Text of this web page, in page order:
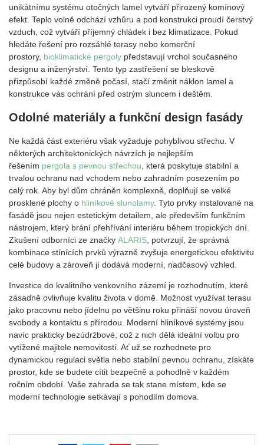
unikátnímu systému otočných lamel vytváří přirozený komínový
efekt. Teplo volně odchází vzhůru a pod konstrukci proudí čerstvý
vzduch, což vytváří příjemný chládek i bez klimatizace. Pokud
hledáte řešení pro rozsáhlé terasy nebo komerční
prostory, bioklimatické pergoly představují vrchol současného
designu a inženýrství. Tento typ zastřešení se bleskově
přizpůsobí každé změně počasí, stačí změnit náklon lamel a
konstrukce vás ochrání před ostrým sluncem i deštěm.
Odolné materiály a funkční design fasády
Ne každá část exteriéru však vyžaduje pohyblivou střechu. V
některých architektonických návrzích je nejlepším
řešením pergola s pevnou střechou , která poskytuje stabilní a
trvalou ochranu nad vchodem nebo zahradním posezením po
celý rok. Aby byl dům chráněn komplexně, doplňují se velké
prosklené plochy o hliníkové slunolamy. Tyto prvky instalované na
fasádě jsou nejen estetickým detailem, ale především funkčním
nástrojem, který brání přehřívání interiéru během tropických dní.
Zkušení odborníci ze značky ALARIS , potvrzují, že správná
kombinace stínících prvků výrazně zvyšuje energetickou efektivitu
celé budovy a zároveň jí dodává moderní, nadčasový vzhled.
Investice do kvalitního venkovního zázemí je rozhodnutím, které
zásadně ovlivňuje kvalitu života v domě. Možnost využívat terasu
jako pracovnu nebo jídelnu po většinu roku přináší novou úroveň
svobody a kontaktu s přírodou. Moderní hliníkové systémy jsou
navíc prakticky bezúdržbové, což z nich dělá ideální volbu pro
vytížené majitele nemovitostí. Ať už se rozhodnete pro
dynamickou regulaci světla nebo stabilní pevnou ochranu, získáte
prostor, kde se budete cítit bezpečně a pohodlně v každém
ročním období. Vaše zahrada se tak stane místem, kde se
moderní technologie setkávají s pohodlím domova.